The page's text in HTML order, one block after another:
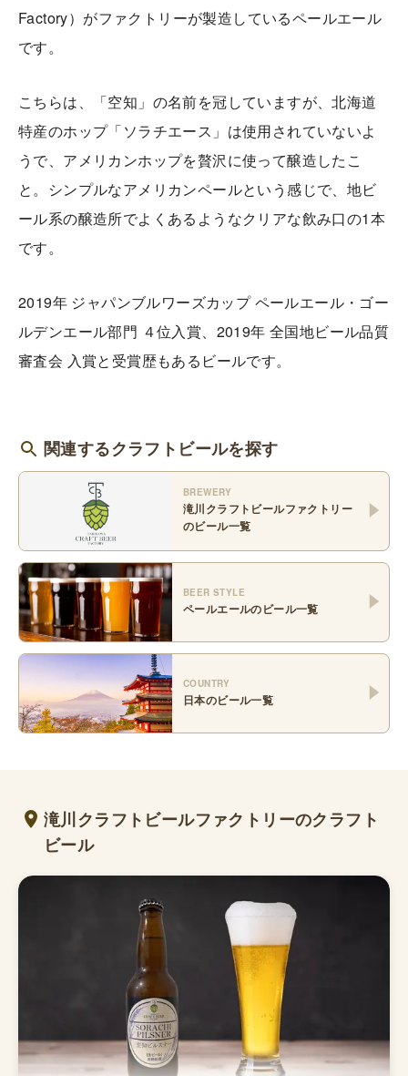
Factory）がファクトリーが製造しているペールエール
です。
こちらは、「空知」の名前を冠していますが、北海道
特産のホップ「ソラチエース」は使用されていないよ
うで、アメリカンホップを贅沢に使って醸造したこ
と。シンプルなアメリカンペールという感じで、地ビ
ール系の醸造所でよくあるようなクリアな飲み口の1本
です。
2019年 ジャパンブルワーズカップ ペールエール・ゴー
ルデンエール部門 ４位入賞、2019年 全国地ビール品質
審査会 入賞と受賞歴もあるビールです。
関連するクラフトビールを探す
BREWERY
滝川クラフトビールファクトリー
のビール一覧
BEER STYLE
ペールエールのビール一覧
COUNTRY
日本のビール一覧
滝川クラフトビールファクトリーのクラフト
ビール